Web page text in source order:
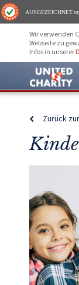
AUSGEZEICHNET
Wir verwenden
Webseite zu
Infos in unserer
Zurück